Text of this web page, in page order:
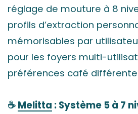
réglage de mouture à 8
profils d’extraction
mémorisables par
pour les foyers multi-
préférences café
☕ Melitta : Système 5 à 7